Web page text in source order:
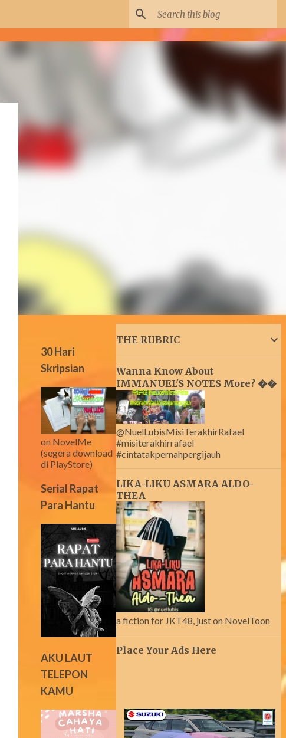
30 Hari
Skripsian
on NovelMe
(segera download
di PlayStore)
Serial Rapat
Para Hantu
AKU LAUT
TELEPON
KAMU
THE RUBRIC
Wanna Know About
IMMANUEL'S NOTES More? ��
@NuelLubisMisiTerakhirRafael
#misiterakhirrafael
#cintatakpernahpergijauh
LIKA-LIKU ASMARA ALDO-
THEA
a fiction for JKT48, just on NovelToon
Place Your Ads Here